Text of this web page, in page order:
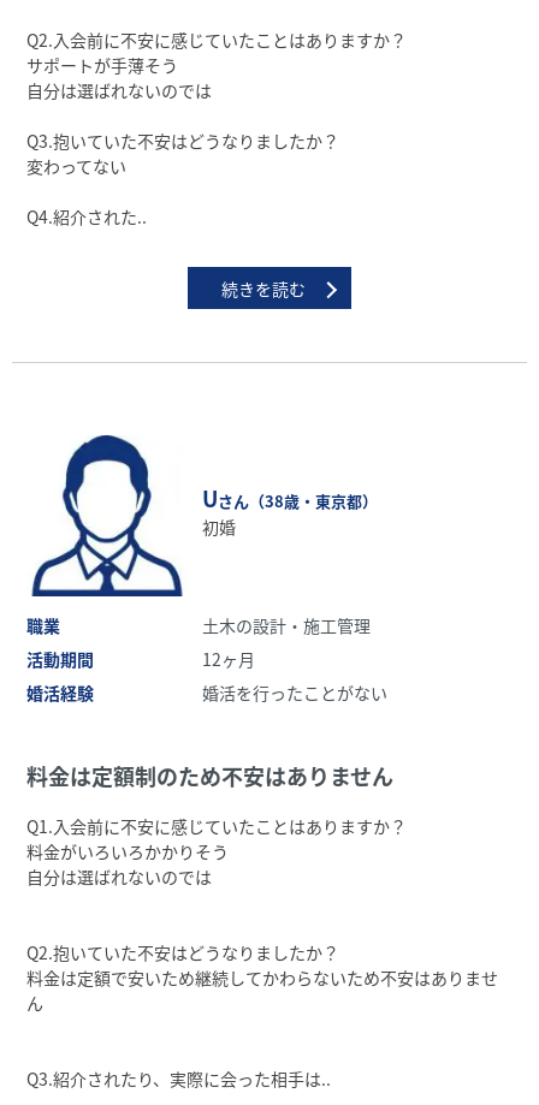
Q2.⼊会前に不安に感じていたことはありますか？
サポートが⼿薄そう
⾃分は選ばれないのでは
Q3.抱いていた不安はどうなりましたか？
変わってない
Q4.紹介された..
続きを読む
Uさん（38歳・東京都）
初婚
職業
土木の設計・施工管理
活動期間
12ヶ月
婚活経験
婚活を行ったことがない
料⾦は定額制のため不安はありません
Q1.⼊会前に不安に感じていたことはありますか？
料⾦がいろいろかかりそう
⾃分は選ばれないのでは
Q2.抱いていた不安はどうなりましたか？
料⾦は定額で安いため継続してかわらないため不安はありませ
ん
Q3.紹介されたり、実際に会った相⼿は..